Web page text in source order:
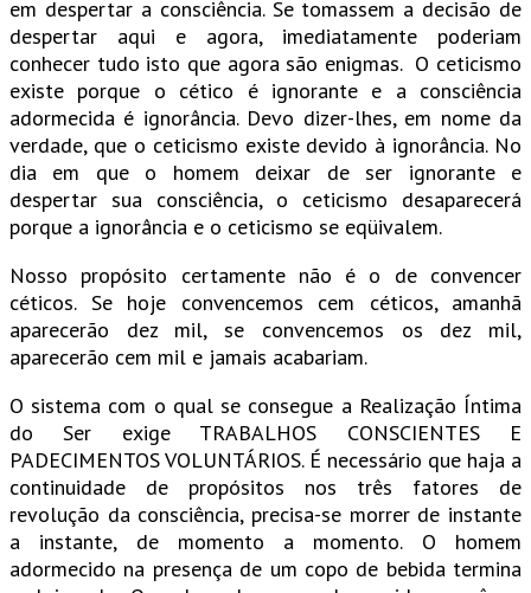
em despertar a consciência. Se tomassem a decisão de
despertar aqui e agora, imediatamente poderiam
conhecer tudo isto que agora são enigmas. O ceticismo
existe porque o cético é ignorante e a consciência
adormecida é ignorância. Devo dizer-lhes, em nome da
verdade, que o ceticismo existe devido à ignorância. No
dia em que o homem deixar de ser ignorante e
despertar sua consciência, o ceticismo desaparecerá
porque a ignorância e o ceticismo se eqüivalem.
Nosso propósito certamente não é o de convencer
céticos. Se hoje convencemos cem céticos, amanhã
aparecerão dez mil, se convencemos os dez mil,
aparecerão cem mil e jamais acabariam.
O sistema com o qual se consegue a Realização Íntima
do Ser exige TRABALHOS CONSCIENTES E
PADECIMENTOS VOLUNTÁRIOS. É necessário que haja a
continuidade de propósitos nos três fatores de
revolução da consciência, precisa-se morrer de instante
a instante, de momento a momento. O homem
adormecido na presença de um copo de bebida termina